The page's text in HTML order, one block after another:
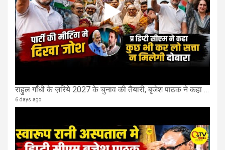
राहुल गाँधी के ज़रिये 2027 के चुनाव की तैयारी, बृजेश पाठक ने कहा चुक चुकी हैं कांग्रेस
6 days ago